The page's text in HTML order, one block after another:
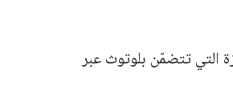
التي تتضمّن بلوتوث عبر